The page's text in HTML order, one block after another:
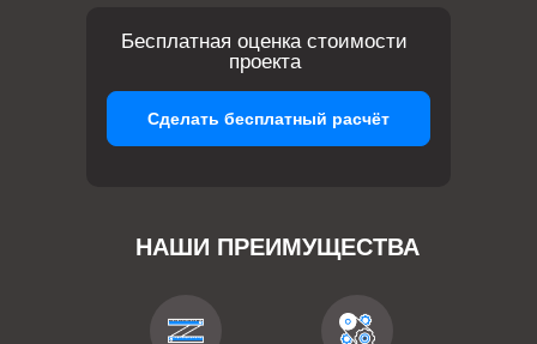
НАШИ ПРЕИМУЩЕСТВА
Бесплатная оценка стоимости
проекта
Сделать бесплатный расчёт